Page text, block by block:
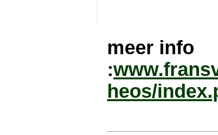
meer info
:
heos/